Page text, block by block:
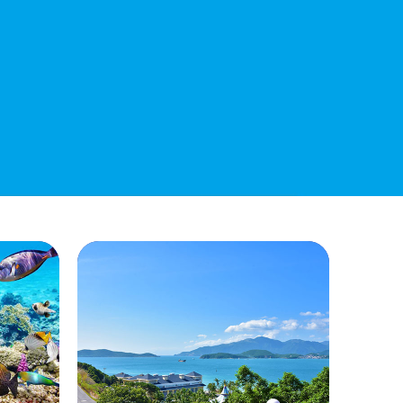
Dự Thảo Quyết Định Quy Định Cụ Thể
Các Yếu Tố Để Ước Tính Tổng Doanh
Xác Định Giá Đất Theo Phương Pháp
Thặng Dư Và Các Yếu Tố Ảnh Hưởng
Đến Giá Đất Khi Xác Định Giá Đất Cụ
Thể Trên Địa Bàn Tỉnh Khánh Hòa
THÔNG BÁO Số 707/TB-VNT: Kết Quả